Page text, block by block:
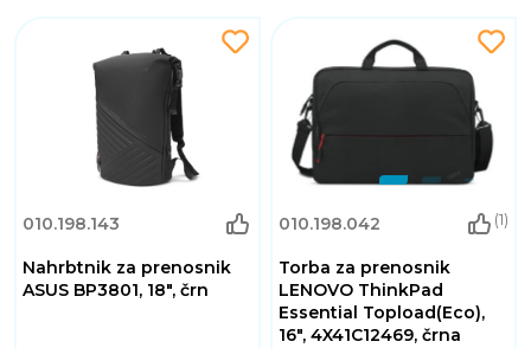
010.198.143
Nahrbtnik za prenosnik
ASUS BP3801, 18", črn
010.198.042 (1)
Torba za prenosnik
LENOVO ThinkPad
Essential Topload(Eco),
16", 4X41C12469, črna